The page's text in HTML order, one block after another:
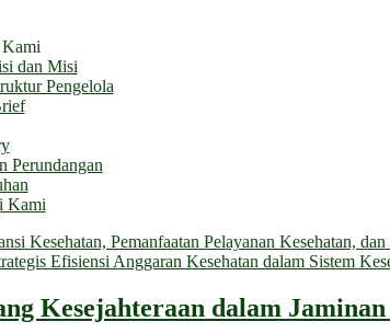
Kami
dan Misi
Pengelola
Perundangan
Kami
Kesehatan, Pemanfaatan Pelayanan Kesehatan,
Efisiensi Anggaran Kesehatan dalam Sistem
Kesejahteraan dalam Jaminan